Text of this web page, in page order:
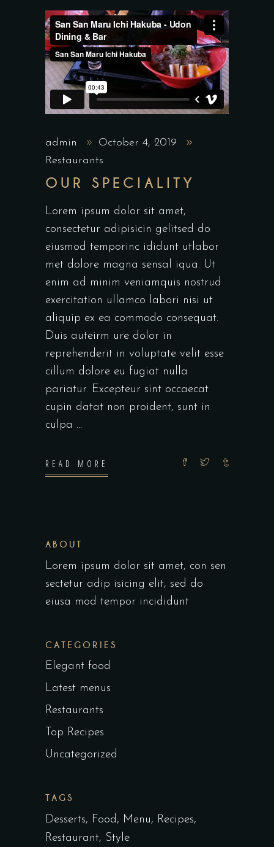
admin
October 4, 2019
Restaurants
OUR SPECIALITY
Lorem ipsum dolor sit amet,
consectetur adipisicin gelitsed do
eiusmod temporinc ididunt utlabor
met dolore magna sensal iqua. Ut
enim ad minim veniamquis nostrud
exercitation ullamco labori nisi ut
aliquip ex ea commodo consequat.
Duis auteirm ure dolor in
reprehenderit in voluptate velit esse
cillum dolore eu fugiat nulla
pariatur. Excepteur sint occaecat
cupin datat non proident, sunt in
culpa
READ MORE
ABOUT
Lorem ipsum dolor sit amet, con sen
sectetur adip isicing elit, sed do
eiusa mod tempor incididunt
CATEGORIES
Elegant food
Latest menus
Restaurants
Top Recipes
Uncategorized
TAGS
Desserts Food Menu
Recipes
Restaurant Style